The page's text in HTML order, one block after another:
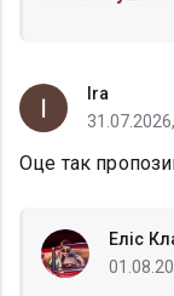
Ira
Оце так
Еліс